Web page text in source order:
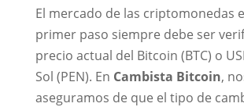
El mercado de las criptomonedas
primer paso siempre debe ser
precio actual del Bitcoin (BTC) o
Sol (PEN). En Cambista Bitcoin,
aseguramos de que el tipo de